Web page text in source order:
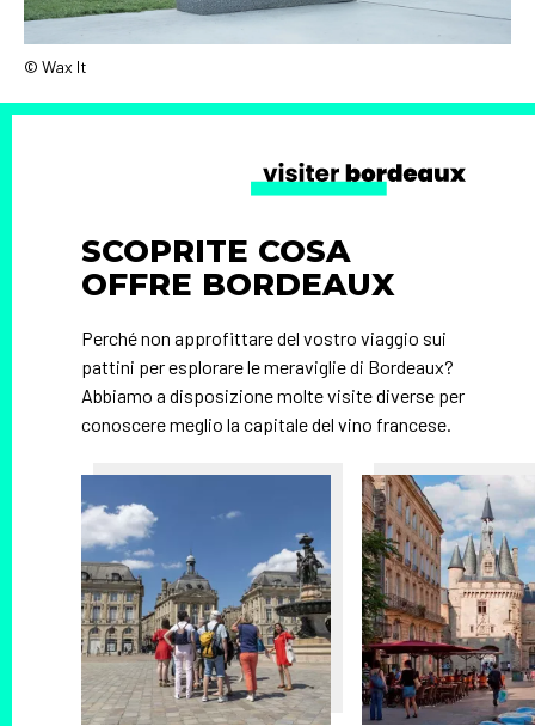
© Wax It
SCOPRITE COSA
OFFRE BORDEAUX
Perché non approfittare del vostro viaggio sui
pattini per esplorare le meraviglie di Bordeaux?
Abbiamo a disposizione molte visite diverse per
conoscere meglio la capitale del vino francese.